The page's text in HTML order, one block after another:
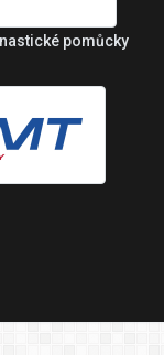
pomůcky